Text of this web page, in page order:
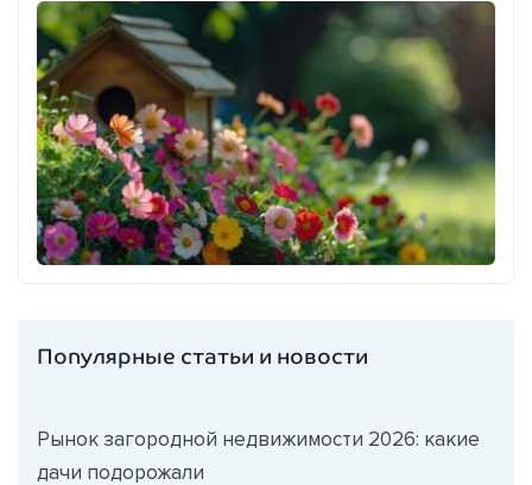
Популярные статьи и новости
Рынок загородной недвижимости 2026: какие
дачи подорожали